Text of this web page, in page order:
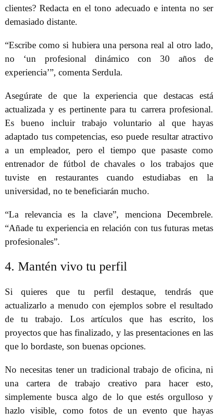
clientes? Redacta en el tono adecuado e intenta no ser
demasiado distante.
“Escribe como si hubiera una persona real al otro lado,
no ‘un profesional dinámico con 30 años de
experiencia’”, comenta Serdula.
Asegúrate de que la experiencia que destacas está
actualizada y es pertinente para tu carrera profesional.
Es bueno incluir trabajo voluntario al que hayas
adaptado tus competencias, eso puede resultar atractivo
a un empleador, pero el tiempo que pasaste como
entrenador de fútbol de chavales o los trabajos que
tuviste en restaurantes cuando estudiabas en la
universidad, no te beneficiarán mucho.
“La relevancia es la clave”, menciona Decembrele.
“Añade tu experiencia en relación con tus futuras metas
profesionales”.
4. Mantén vivo tu perfil
Si quieres que tu perfil destaque, tendrás que
actualizarlo a menudo con ejemplos sobre el resultado
de tu trabajo. Los artículos que has escrito, los
proyectos que has finalizado, y las presentaciones en las
que lo bordaste, son buenas opciones.
No necesitas tener un tradicional trabajo de oficina, ni
una cartera de trabajo creativo para hacer esto,
simplemente busca algo de lo que estés orgulloso y
hazlo visible, como fotos de un evento que hayas